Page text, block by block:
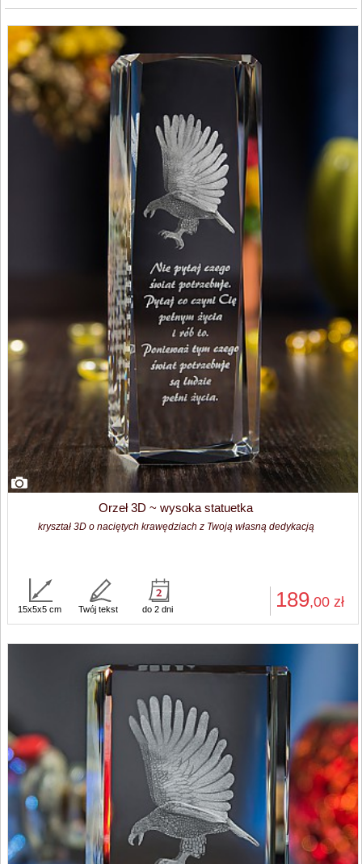
Orzeł 3D ~ wysoka statuetka
kryształ 3D o naciętych krawędziach z Twoją własną dedykacją
189,00 zł
15x5x5 cm Twój tekst do 2 dni